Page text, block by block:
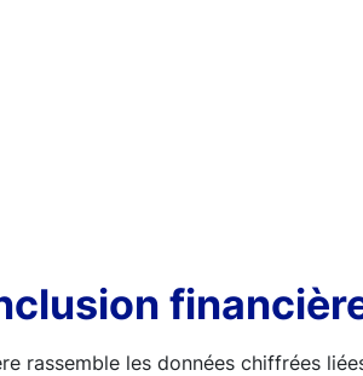
rassemble les données chiffrées